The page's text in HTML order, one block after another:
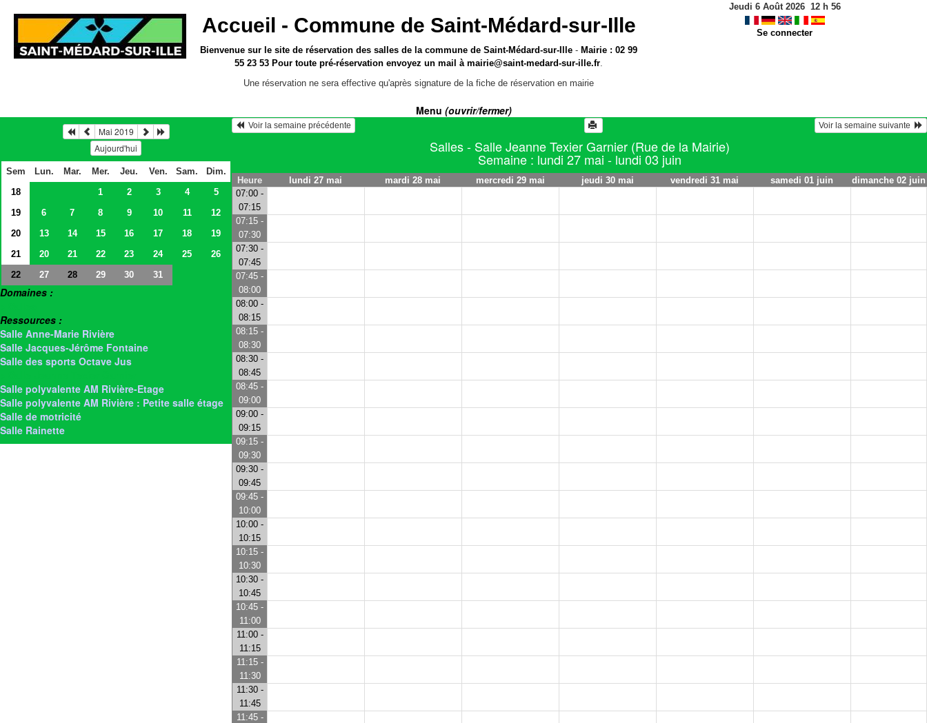
Accueil - Commune de Saint-Médard-sur-Ille
Bienvenue sur le sitede réservation des salles de la commune de Saint-Médard-sur-Ille - Mairie : 02 99
55 23 53 Pour toute pré-réservation envoyez un mail àmairie@saint-medard-sur-ille.fr.
Une réservation ne sera effective qu'après signature de la fiche de réservation en mairie
Jeudi 6 Août 2026 12h 56
Se connecter
Menu (ouvrir/fermer)
Mai 2019
Aujourd'hui
Sem Lun. Mar. Mer. Jeu. Ven. Sam.
Dim.
18
1 2 3 4
5
19
6 7 8 9 10 11
12
20
13 14 15 16 17 18
19
21
20 21 22 23 24 25
26
22
27 28 29 30 31
Domaines :
Ressources :
Salle Anne-Marie Rivière
Salle Jacques-Jérôme Fontaine
Salle des sports Octave Jus
Salle polyvalente AM Rivière-Etage
Salle polyvalente AM Rivière : Petite salle étage
Salle de motricité
Salle Rainette
  Voir la semaine précédente
Voir la semaine suivante
Salles - Salle Jeanne Texier Garnier (Rue de la Mairie)
Semaine : lundi 27 mai - lundi 03 juin
Heure lundi 27 mai mardi 28 mai mercredi 29 mai jeudi 30 mai vendredi 31 mai samedi 01 juin
dimanche 02 juin
07:00 -
07:15
07:15 -
07:30
07:30 -
07:45
07:45 -
08:00
08:00 -
08:15
08:15 -
08:30
08:30 -
08:45
08:45 -
09:00
09:00 -
09:15
09:15 -
09:30
09:30 -
09:45
09:45 -
10:00
10:00 -
10:15
10:15 -
10:30
10:30 -
10:45
10:45 -
11:00
11:00 -
11:15
11:15 -
11:30
11:30 -
11:45
11:45 -